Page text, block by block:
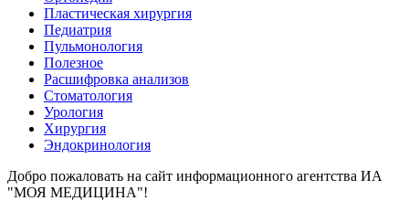
Пластическая хирургия
Педиатрия
Пульмонология
Полезное
Расшифровка анализов
Стоматология
Урология
Хирургия
Эндокринология
Добро пожаловать на сайт информационного агентства ИА
"МОЯ МЕДИЦИНА"!